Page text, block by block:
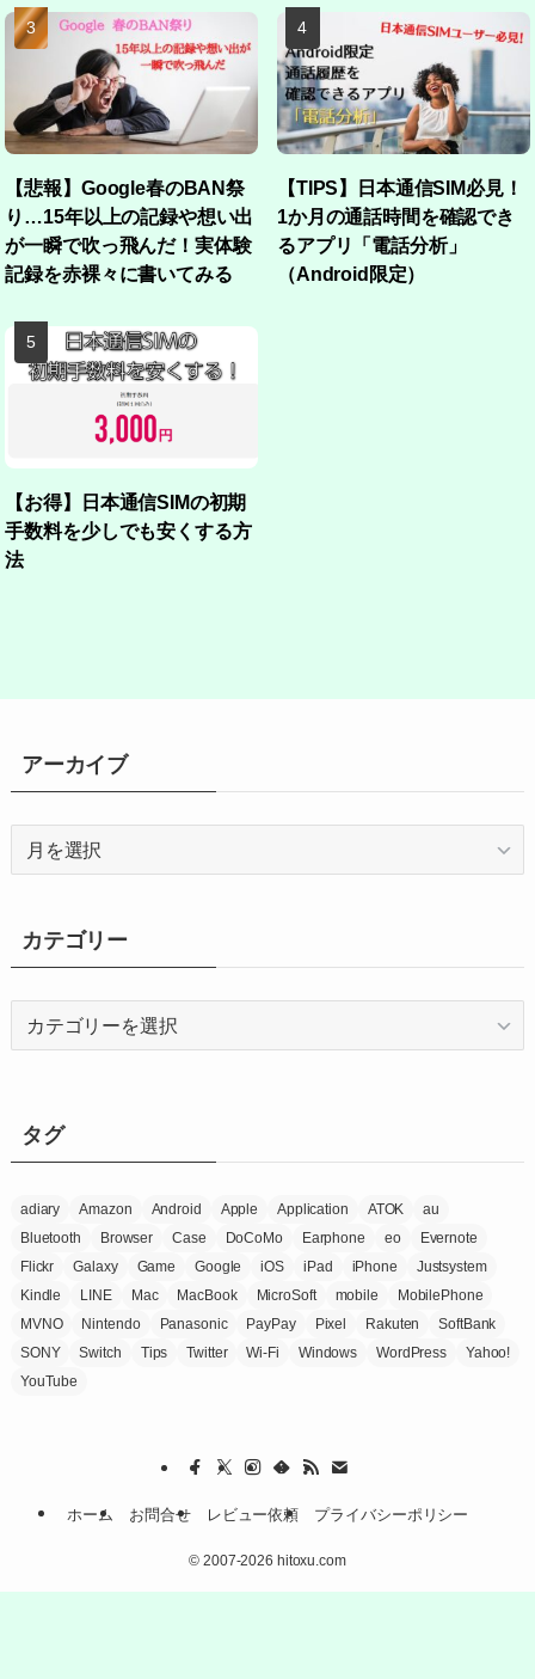
【悲報】Google春のBAN祭
り…15年以上の記録や想い出
が一瞬で吹っ飛んだ！実体験
記録を赤裸々に書いてみる
【TIPS】日本通信SIM必見！
1か月の通話時間を確認でき
るアプリ「電話分析」
（Android限定）
【お得】日本通信SIMの初期
手数料を少しでも安くする方
法
アーカイブ
ブ
カテゴリー
ータグ
adiary Amazon Android Apple Application ATOK
au
Bluetooth
Browser Case DoCoMo Earphone eo
Evernote
Flickr
Galaxy Game Google iOS iPad iPhone
Justsystem
Kindle
LINE Mac MacBook MicroSoft mobile
MobilePhone
MVNO
Nintendo Panasonic PayPay Pixel Rakuten
SoftBank
SONY
Switch Tips Twitter Wi-Fi Windows WordPress
Yahoo!
YouTube
ホーム お問合せ レビュー依頼 プライバシーポリシー
© 2007-2026 hitoxu.com